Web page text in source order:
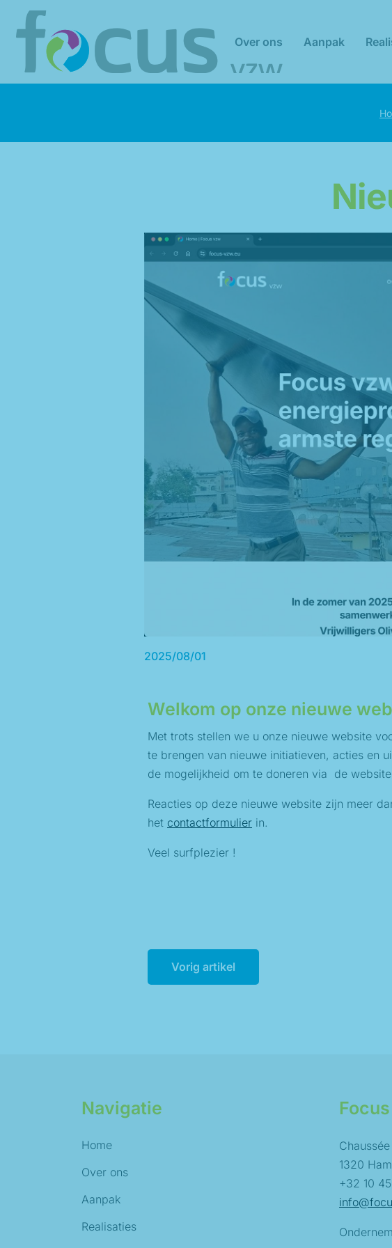
Over ons Aanpak
2025/08/01
Welkom op onze nieuwe
Met trots stellen we u onze nieuwe website
te brengen van nieuwe initiatieven, acties en
de mogelijkheid om te doneren via de
Reacties op deze nieuwe website zijn meer
het contactformulier in.
Veel surfplezier !
Vorig artikel
Navigatie
Home
Over ons
Aanpak
Realisaties
1320
+32 10